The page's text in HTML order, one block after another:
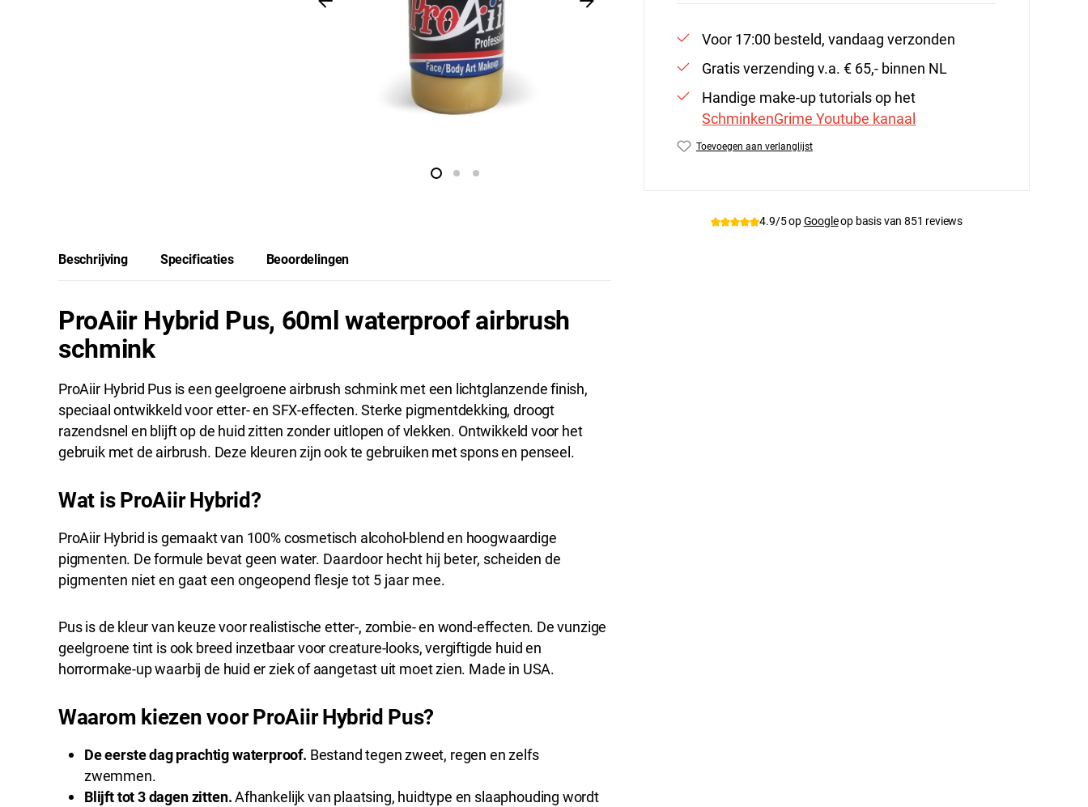
Voor 17:00 besteld, vandaag verzonden
Gratis verzending v.a. € 65,- binnen NL
Handige make-up tutorials op het
SchminkenGrime Youtube kanaal
Toevoegen aan verlanglijst
4.9/5 opGoogleop basis van 851 reviews
Beschrijving Specificaties Beoordelingen
ProAiir Hybrid Pus, 60ml waterproof airbrush
schmink
ProAiir Hybrid Pus is een geelgroene airbrush schmink met een lichtglanzende finish,
speciaal ontwikkeld voor etter- en SFX-effecten. Sterke pigmentdekking, droogt
razendsnel en blijft op de huid zitten zonder uitlopen of vlekken. Ontwikkeld voor het
gebruik met de airbrush. Deze kleuren zijn ook te gebruiken met spons en penseel.
Wat is ProAiir Hybrid?
ProAiir Hybrid is gemaakt van 100% cosmetisch alcohol-blend en hoogwaardige
pigmenten. De formule bevat geen water. Daardoor hecht hij beter, scheiden de
pigmenten niet en gaat een ongeopend flesje tot 5 jaar mee.
Pus is de kleur van keuze voor realistische etter-, zombie- en wond-effecten. De vunzige
geelgroene tint is ook breed inzetbaar voor creature-looks, vergiftigde huid en
horrormake-up waarbij de huid er ziek of aangetast uit moet zien. Made in USA.
Waarom kiezen voor ProAiir Hybrid Pus?
De eerste dag prachtig waterproof. Bestand tegen zweet, regen en zelfs
zwemmen.
Blijft tot 3 dagen zitten.Afhankelijk van plaatsing, huidtype en slaaphouding wordt